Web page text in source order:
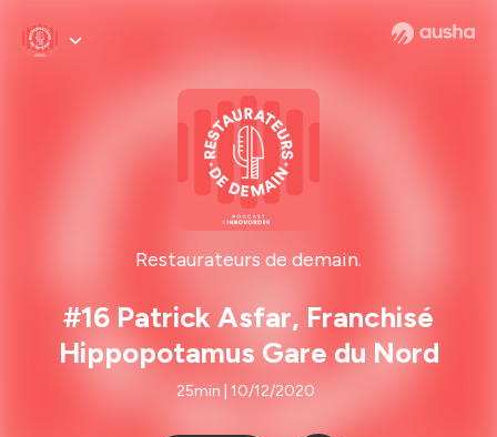
Restaurateurs de demain.
#16 Patrick Asfar, Franchisé
Hippopotamus Gare du Nord
25min | 10/12/2020